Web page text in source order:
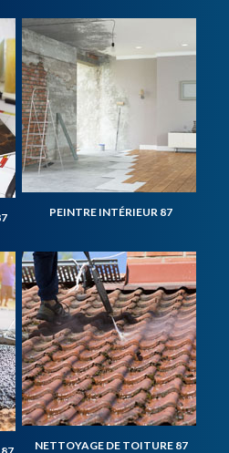
PEINTRE INTÉRIEUR 87
NETTOYAGE DE TOITURE 87